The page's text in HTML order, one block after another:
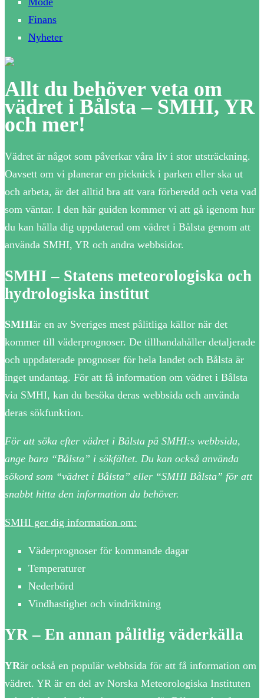
Finans
Nyheter
Allt du behöver veta om
vädret i Bålsta – SMHI, YR
och mer!
Vädret är något som påverkar våra liv i stor utsträckning.
Oavsett om vi planerar en picknick i parken eller ska ut
och arbeta, är det alltid bra att vara förberedd och veta vad
som väntar. I den här guiden kommer vi att gå igenom hur
du kan hålla dig uppdaterad om vädret i Bålsta genom att
använda SMHI, YR och andra webbsidor.
SMHI – Statens meteorologiska och
hydrologiska institut
SMHIär en av Sveriges mest pålitliga källor när det
kommer till väderprognoser. De tillhandahåller detaljerade
och uppdaterade prognoser för hela landet och Bålsta är
inget undantag. För att få information om vädret i Bålsta
via SMHI, kan du besöka deras webbsida och använda
deras sökfunktion.
För att söka efter vädret i Bålsta på SMHI:s webbsida,
ange bara “Bålsta” i sökfältet. Du kan också använda
sökord som “vädret i Bålsta” eller “SMHI Bålsta” för att
snabbt hitta den information du behöver.
SMHI ger dig information om:
Väderprognoser för kommande dagar
Temperaturer
Nederbörd
Vindhastighet och vindriktning
YR – En annan pålitlig väderkälla
YRär också en populär webbsida för att få information om
vädret. YR är en del av Norska Meteorologiska Instituten